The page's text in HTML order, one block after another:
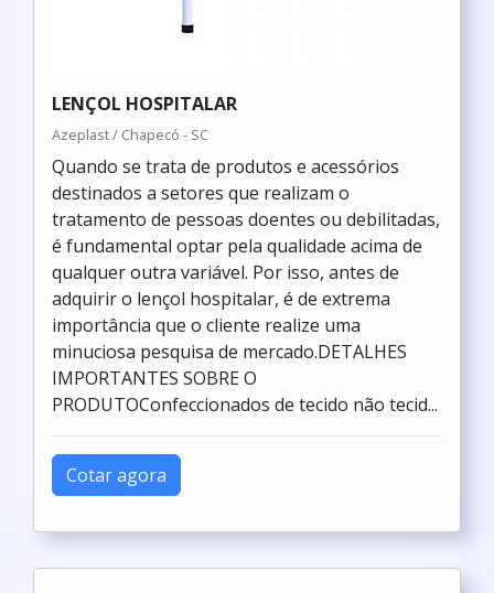
LENÇOL HOSPITALAR
Azeplast / Chapecó - SC
Quando se trata de produtos e acessórios
destinados a setores que realizam o
tratamento de pessoas doentes ou debilitadas,
é fundamental optar pela qualidade acima de
qualquer outra variável. Por isso, antes de
adquirir o lençol hospitalar, é de extrema
importância que o cliente realize uma
minuciosa pesquisa de mercado.DETALHES
IMPORTANTES SOBRE O
PRODUTOConfeccionados de tecido não tecid...
Cotar agora